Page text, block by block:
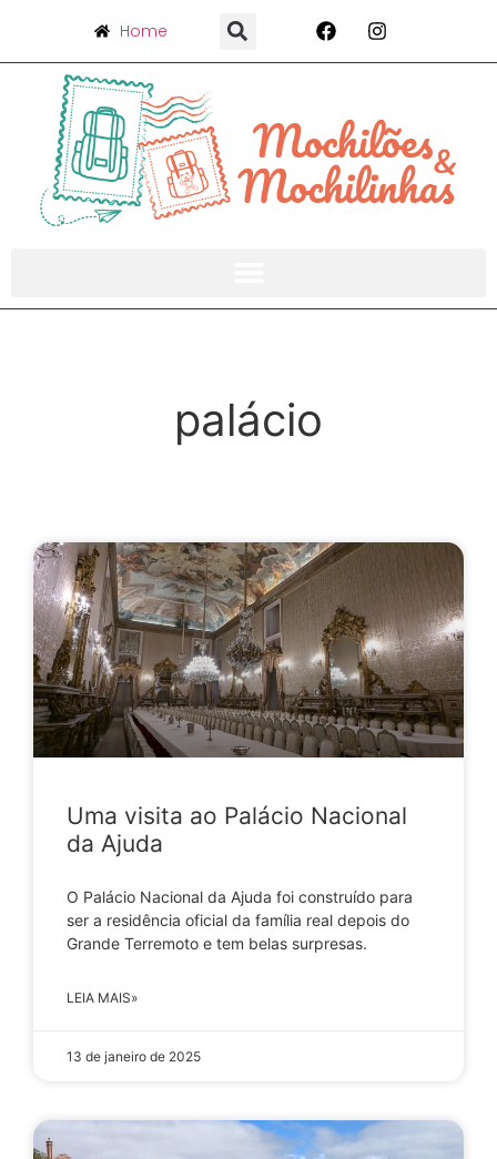
Home
palácio
Uma visita ao Palácio Nacional
da Ajuda
O Palácio Nacional da Ajuda foi construído para
ser a residência oficial da família real depois do
Grande Terremoto e tem belas surpresas.
LEIA MAIS»
13 de janeiro de 2025